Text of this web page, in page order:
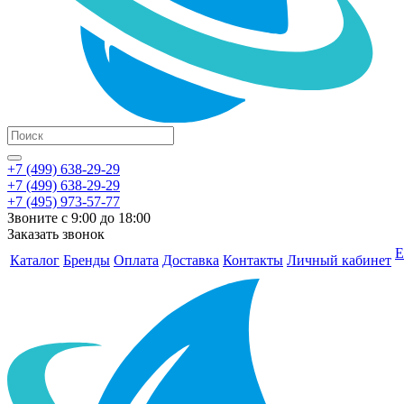
+7 (499) 638-29-29
+7 (499) 638-29-29
+7 (495) 973-57-77
Звоните с 9:00 до 18:00
Заказать звонок
Каталог Бренды Оплата Доставка Контакты Личный кабинет